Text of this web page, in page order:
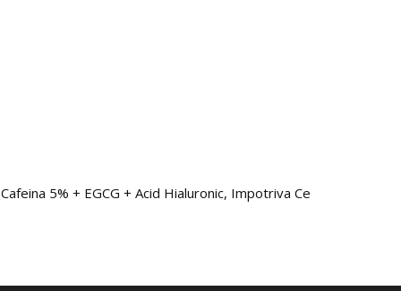
5% + EGCG + Acid Hialuronic, Impotriva Cearcanelor si